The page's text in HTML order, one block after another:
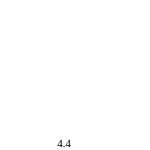
4.4